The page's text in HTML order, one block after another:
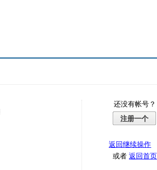
还没有帐号？
注册一个
返回继续操作
或者返回首页